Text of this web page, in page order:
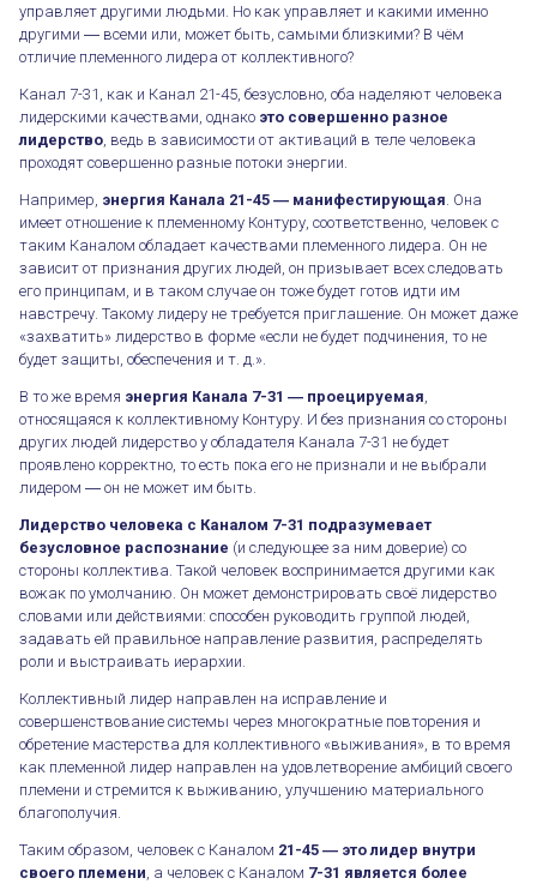
управляет другими людьми. Но как управляет и какими именно
другими ― всеми или, может быть, самыми близкими? В чём
отличие племенного лидера от коллективного?
Канал 7-31, как и Канал 21-45, безусловно, оба наделяют человека
лидерскими качествами, однако это совершенно разное
лидерство , ведь в зависимости от активаций в теле человека
проходят совершенно разные потоки энергии.
Например, энергия Канала 21-45 ― манифестирующая . Она
имеет отношение к племенному Контуру, соответственно, человек с
таким Каналом обладает качествами племенного лидера. Он не
зависит от признания других людей, он призывает всех следовать
его принципам, и в таком случае он тоже будет готов идти им
навстречу. Такому лидеру не требуется приглашение. Он может даже
«захватить» лидерство в форме «если не будет подчинения, то не
будет защиты, обеспечения и т. д.».
В то же время энергия Канала 7-31 ― проецируемая
относящаяся к коллективному Контуру. И без признания со стороны
других людей лидерство у обладателя Канала 7-31 не будет
проявлено корректно, то есть пока его не признали и не выбрали
лидером ― он не может им быть.
Лидерство человека с Каналом 7-31 подразумевает
безусловное распознание (и следующее за ним доверие) со
стороны коллектива. Такой человек воспринимается другими как
вожак по умолчанию. Он может демонстрировать своё лидерство
словами или действиями: способен руководить группой людей,
задавать ей правильное направление развития, распределять
роли и выстраивать иерархии.
Коллективный лидер направлен на исправление и
совершенствование системы через многократные повторения и
обретение мастерства для коллективного «выживания», в то время
как племенной лидер направлен на удовлетворение амбиций своего
племени и стремится к выживанию, улучшению материального
благополучия.
Таким образом, человек с Каналом 21-45 ― это лидер внутри
своего племени , а человек с Каналом 7-31 является более